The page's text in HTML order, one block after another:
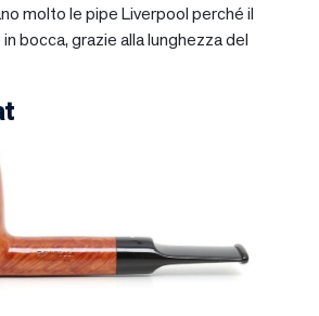
molto le pipe Liverpool perché il
bocca, grazie alla lunghezza del